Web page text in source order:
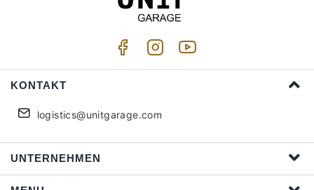
KONTAKT
logistics@unitgarage.com
UNTERNEHMEN